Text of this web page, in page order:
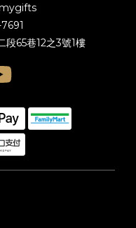
段65巷12之3號1樓